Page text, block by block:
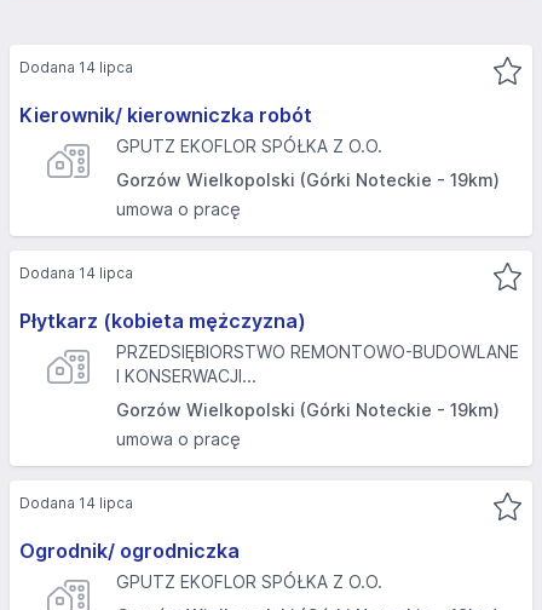
Kierownik/ kierowniczka robót
GPUTZ EKOFLOR SPÓŁKA Z O.O.
Gorzów Wielkopolski (Górki Noteckie - 19km)
umowa o pracę
Dodana 14 lipca
Płytkarz (kobieta mężczyzna)
PRZEDSIĘBIORSTWO REMONTOWO-BUDOWLANE
I KONSERWACJI...
Gorzów Wielkopolski (Górki Noteckie - 19km)
umowa o pracę
Dodana 14 lipca
Ogrodnik/ ogrodniczka
GPUTZ EKOFLOR SPÓŁKA Z O.O.
Dodana 14 lipca